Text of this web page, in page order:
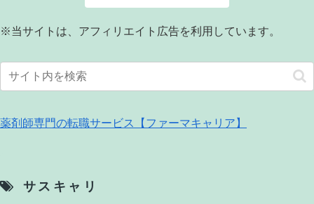
※当サイトは、アフィリエイト広告を利用しています。
薬剤師専門の転職サービス【ファーマキャリア】
サスキャリ